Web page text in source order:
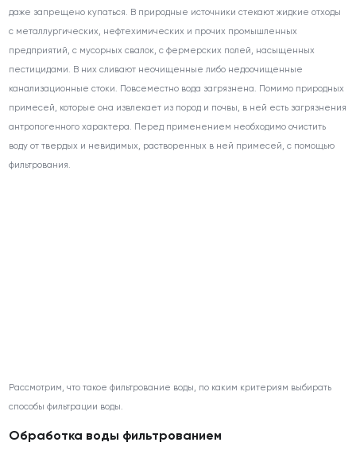
даже запрещено купаться. В природные источники стекают жидкие отходы
с металлургических, нефтехимических и прочих промышленных
предприятий, с мусорных свалок, с фермерских полей, насыщенных
пестицидами. В них сливают неочищенные либо недоочищенные
канализационные стоки. Повсеместно вода загрязнена. Помимо природных
примесей, которые она извлекает из пород и почвы, в ней есть загрязнения
антропогенного характера. Перед применением необходимо очистить
воду от твердых и невидимых, растворенных в ней примесей, с помощью
фильтрования.
Рассмотрим, что такое фильтрование воды, по каким критериям выбирать
способы фильтрации воды.
Обработка воды фильтрованием